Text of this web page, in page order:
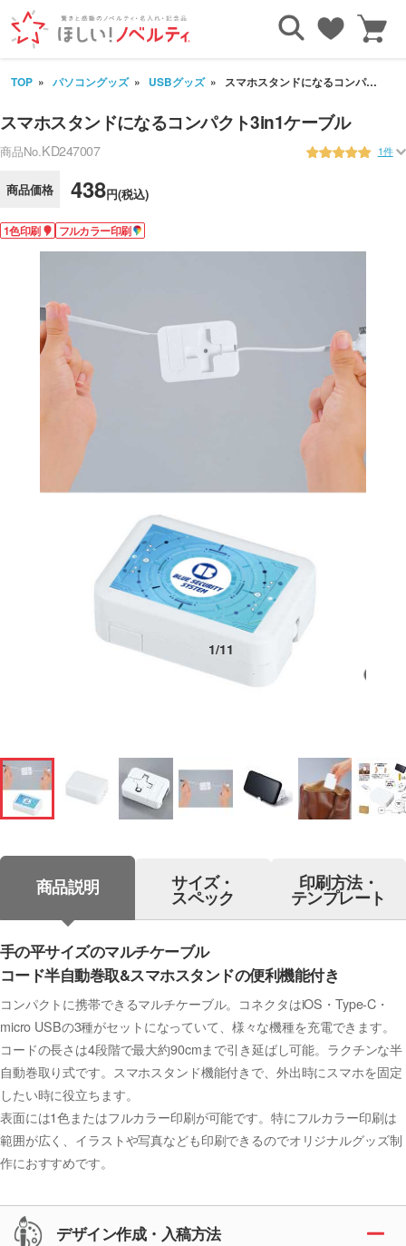
TOP パソコングッズ USBグッズ スマホスタンドになるコンパクト3in1ケーブル
スマホスタンドになるコンパクト3in1ケーブル
商品No.KD247007 1件
商品価格 438円(税込)
1色印刷 フルカラー印刷
1/11
商品説明 サイズ・
スペック
印刷方法・
テンプレート
手の平サイズのマルチケーブル
コード半自動巻取&スマホスタンドの便利機能付き
コンパクトに携帯できるマルチケーブル。コネクタはiOS・Type-C・
micro USBの3種がセットになっていて、様々な機種を充電できます。
コードの長さは4段階で最大約90cmまで引き延ばし可能。ラクチンな半
自動巻取り式です。スマホスタンド機能付きで、外出時にスマホを固定
したい時に役立ちます。
表面には1色またはフルカラー印刷が可能です。特にフルカラー印刷は
範囲が広く、イラストや写真なども印刷できるのでオリジナルグッズ制
作におすすめです。
デザイン作成・入稿方法